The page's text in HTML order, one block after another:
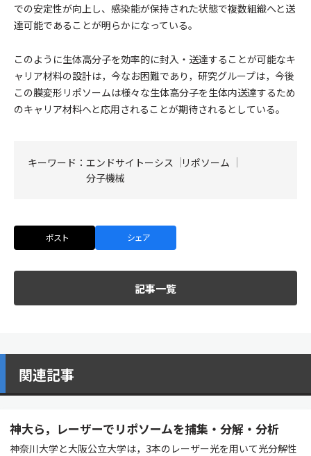
での安定性が向上し、感染能が保持された状態で複数組織へと送
達可能であることが明らかになっている。
このように生体高分子を効率的に封入・送達することが可能なキ
ャリア材料の設計は，今なお困難であり，研究グループは，今後
この膜変形リポソームは様々な生体高分子を生体内送達するため
のキャリア材料へと応用されることが期待されるとしている。
キーワード： エンドサイトーシス
リポソーム
分子機械
ポスト シェア
記事一覧
関連記事
神大ら，レーザーでリポソームを捕集・分解・分析
神奈川大学と大阪公立大学は，3本のレーザー光を用いて光分解性